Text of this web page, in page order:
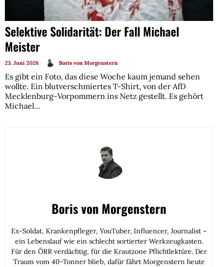
Selektive Solidarität: Der Fall Michael
Meister
23. Juni 2026 Boris von Morgenstern
Es gibt ein Foto, das diese Woche kaum jemand sehen
wollte. Ein blutverschmiertes T-Shirt, von der AfD
Mecklenburg-Vorpommern ins Netz gestellt. Es gehört
Michael…
Boris von Morgenstern
Ex-Soldat, Krankenpfleger, YouTuber, Influencer, Journalist –
ein Lebenslauf wie ein schlecht sortierter Werkzeugkasten.
Für den ÖRR verdächtig, für die Krautzone Pflichtlektüre. Der
Traum vom 40-Tonner blieb, dafür fährt Morgenstern heute